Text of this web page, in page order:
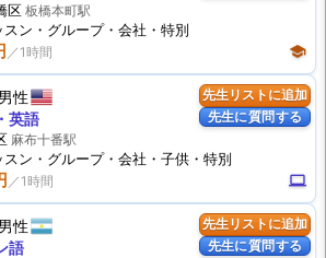
school
区 板橋本町駅
スン ・グループ・会社・特別
先生リストに追加
先生に質問する
男性
computer
英語
麻布十番駅
スン ・グループ・会社・子供・特別
先生リストに追加
先生に質問する
男性
語